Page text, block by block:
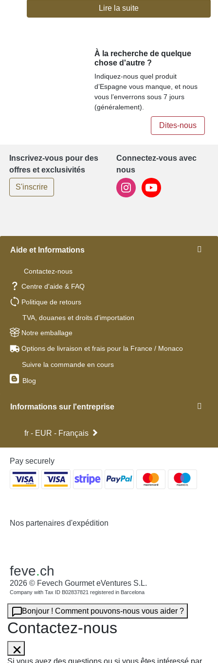
Lire la suite
À la recherche de quelque
chose d'autre ?
Indiquez-nous quel produit
d’Espagne vous manque, et nous
vous l’enverrons sous 7 jours
(généralement).
Dites-nous
Inscrivez-vous pour des
offres et exclusivités
S'inscrire
Connectez-vous avec
nous
Aide et Informations
Contactez-nous
Centre d'aide & FAQ
Politique de retours
TVA, douanes et droits d'importation
Notre emballage
Options de livraison et frais pour la France / Monaco
Suivre la commande en cours
Blog
Informations sur l'entreprise
fr - EUR - Français
Pay securely
Nos partenaires d'expédition
feve.ch
2026 © Fevech Gourmet eVentures S.L.
Company with Tax ID B02837821 registered in Barcelona
Bonjour ! Comment pouvons-nous vous aider ?
Contactez-nous
Si vous avez des questions ou si vous êtes intéressé par